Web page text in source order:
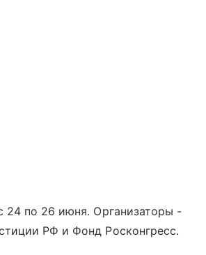
24 по 26 июня. Организаторы -
РФ и Фонд Росконгресс.